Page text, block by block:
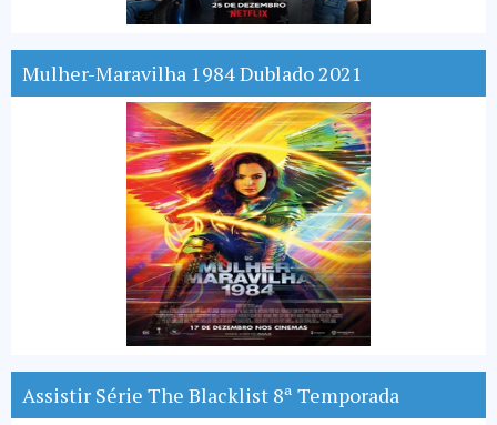
Mulher-Maravilha 1984 Dublado 2021
Assistir Série The Blacklist 8ª Temporada